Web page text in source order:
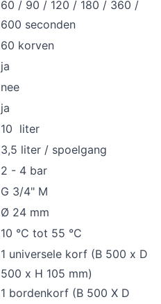
60 / 90 / 120 / 180 / 360 /
600 seconden
60 korven
ja
nee
ja
10 liter
3,5 liter / spoelgang
2 - 4 bar
G 3/4" M
Ø 24 mm
10 °C tot 55 °C
1 universele korf (B 500 x D
500 x H 105 mm)
1 bordenkorf (B 500 X D